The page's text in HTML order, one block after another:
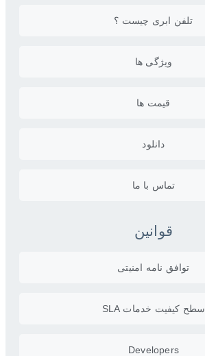
تلفن ابری چیست ؟
ویژگی ها
قیمت ها
دانلود
تماس با ما
قوانین
توافق نامه امنیتی
سطح کیفیت خدمات SLA
Developers